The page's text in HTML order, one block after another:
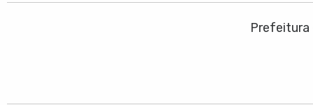
Prefeitura